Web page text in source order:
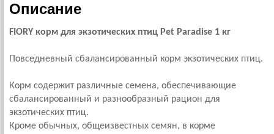
Описание
FIORY корм для экзотических птиц Pet Paradise 1 кг
Повседневный сбалансированный корм экзотических птиц.
Корм содержит различные семена, обеспечивающие
сбалансированный и разнообразный рацион для
экзотических птиц.
Кроме обычных, общеизвестных семян, в корме